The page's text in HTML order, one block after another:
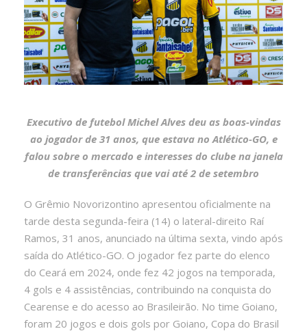
Executivo de futebol Michel Alves deu as boas-vindas
ao jogador de 31 anos, que estava no Atlético-GO, e
falou sobre o mercado e interesses do clube na janela
de transferências que vai até 2 de setembro
O Grêmio Novorizontino apresentou oficialmente na
tarde desta segunda-feira (14) o lateral-direito Raí
Ramos, 31 anos, anunciado na última sexta, vindo após
saída do Atlético-GO. O jogador fez parte do elenco
do Ceará em 2024, onde fez 42 jogos na temporada,
4 gols e 4 assistências, contribuindo na conquista do
Cearense e do acesso ao Brasileirão. No time Goiano,
foram 20 jogos e dois gols por Goiano, Copa do Brasil